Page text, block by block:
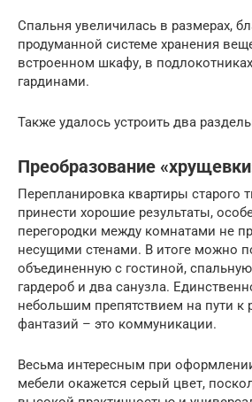
Спальня увеличилась в размерах,
продуманной системе хранения
встроенном шкафу, в
гардинами.
Также удалось устроить два
Преобразование
Перепланировка квартиры старого
принести хорошие результаты,
перегородки между комнатами не
несущими стенами. В итоге можно
объединенную с гостиной,
гардероб и два санузла.
небольшим препятствием на пути к
фантазий – это коммуникации.
Весьма интересным при
мебели окажется серый цвет,